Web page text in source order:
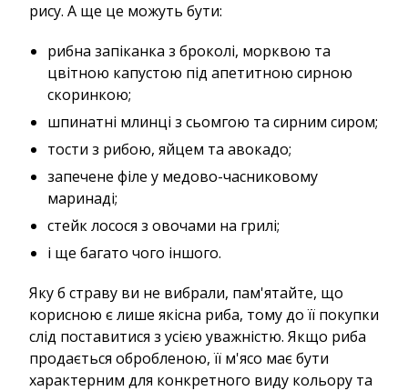
рису. А ще це можуть бути:
рибна запіканка з броколі, морквою та
цвітною капустою під апетитною сирною
скоринкою;
шпинатні млинці з сьомгою та сирним сиром;
тости з рибою, яйцем та авокадо;
запечене філе у медово-часниковому
маринаді;
стейк лосося з овочами на грилі;
і ще багато чого іншого.
Яку б страву ви не вибрали, пам'ятайте, що
корисною є лише якісна риба, тому до її покупки
слід поставитися з усією уважністю. Якщо риба
продається обробленою, її м'ясо має бути
характерним для конкретного виду кольору та